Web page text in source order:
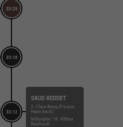
33:29
33:18
33:12
SKUD REDDET
3. Clara Bang (Fra pos.
Højre back)
Målvogter: 16. Althea
Reinhardt